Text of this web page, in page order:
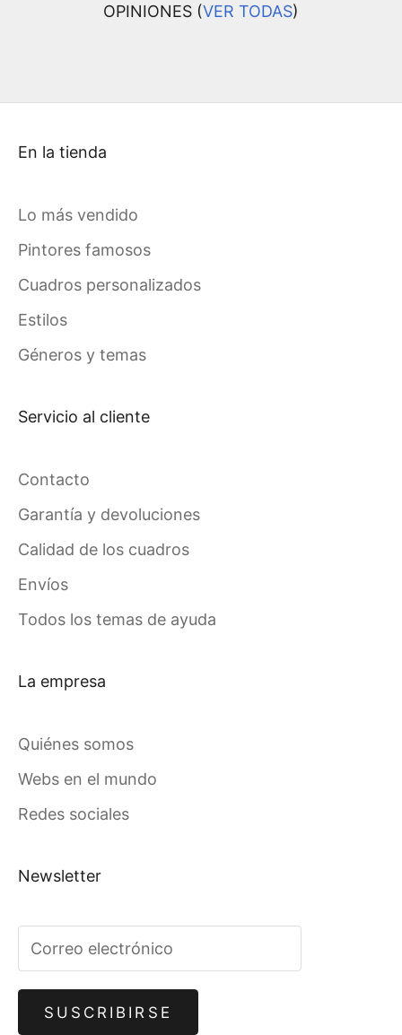
OPINIONES (VER TODAS)
En la tienda
Lo más vendido
Pintores famosos
Cuadros personalizados
Estilos
Géneros y temas
Servicio al cliente
Contacto
Garantía y devoluciones
Calidad de los cuadros
Envíos
Todos los temas de ayuda
La empresa
Quiénes somos
Webs en el mundo
Redes sociales
Newsletter
SUSCRIBIRSE